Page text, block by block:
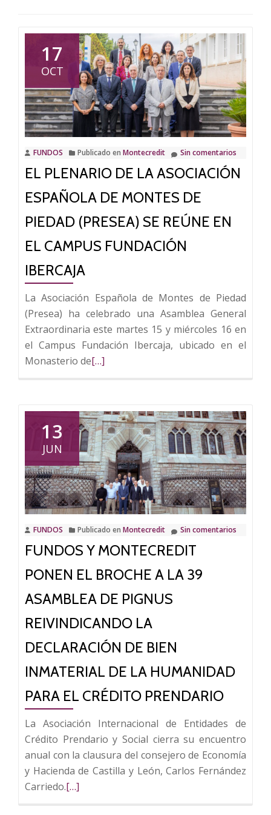
17
OCT
FUNDOS Publicado en Montecredit Sin comentarios
EL PLENARIO DE LA ASOCIACIÓN
ESPAÑOLA DE MONTES DE
PIEDAD (PRESEA) SE REÚNE EN
EL CAMPUS FUNDACIÓN
IBERCAJA
La Asociación Española de Montes de Piedad
(Presea) ha celebrado una Asamblea General
Extraordinaria este martes 15 y miércoles 16 en
el Campus Fundación Ibercaja, ubicado en el
Monasterio deLeer
plenario
de
la
Asociación
Española
de
Montes
de
Piedad
se
reúne
el
Campus
Ibercaja
[…]
13
JUN
FUNDOS Publicado en Montecredit Sin comentarios
FUNDOS Y MONTECREDIT
PONEN EL BROCHE A LA 39
ASAMBLEA DE PIGNUS
REIVINDICANDO LA
DECLARACIÓN DE BIEN
INMATERIAL DE LA HUMANIDAD
PARA EL CRÉDITO PRENDARIO
La Asociación Internacional de Entidades de
Crédito Prendario y Social cierra su encuentro
anual con la clausura del consejero de Economía
y Hacienda de Castilla y León, Carlos Fernández
Carriedo.Leer
[…]